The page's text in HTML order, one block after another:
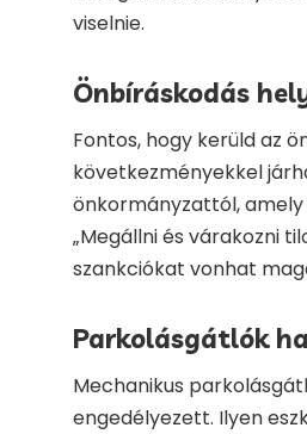
viselnie.
Önbíráskodás
Fontos, hogy kerüld az
következményekkel
önkormányzattól,
„Megállni és várakozni
szankciókat vonhat
Parkolásgátlók
Mechanikus
engedélyezett. Ilyen